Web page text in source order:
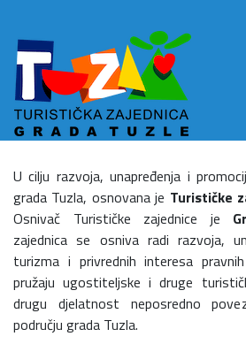
U cilju razvoja, unapređenja i
grada Tuzla, osnovana je Turističke
Osnivač Turističke zajednice je
zajednica se osniva radi razvoja,
turizma i privrednih interesa
pružaju ugostiteljske i druge
drugu djelatnost neposredno
području grada Tuzla.